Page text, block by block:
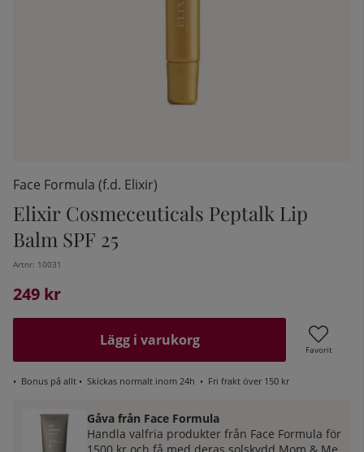
Face Formula (f.d. Elixir)
Elixir Cosmeceuticals Peptalk Lip
Balm SPF 25
Artnr: 10031
249 kr
Lägg i varukorg
Favorit
• Bonus på allt • Skickas normalt inom 24h • Fri frakt över 150 kr
Gåva från Face Formula
Handla valfria produkter från Face Formula för